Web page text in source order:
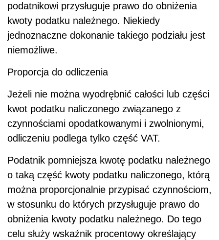
podatnikowi przysługuje prawo do obniżenia
kwoty podatku należnego. Niekiedy
jednoznaczne dokonanie takiego podziału jest
niemożliwe.
Proporcja do odliczenia
Jeżeli nie można wyodrębnić całości lub części
kwot podatku naliczonego związanego z
czynnościami opodatkowanymi i zwolnionymi,
odliczeniu podlega tylko część VAT.
Podatnik pomniejsza kwotę podatku należnego
o taką część kwoty podatku naliczonego, którą
można proporcjonalnie przypisać czynnościom,
w stosunku do których przysługuje prawo do
obniżenia kwoty podatku należnego. Do tego
celu służy wskaźnik procentowy określający